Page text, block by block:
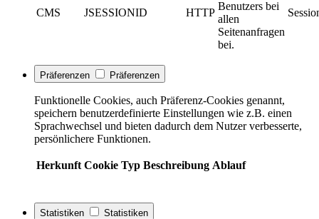
CMS JSESSIONID HTTP
Benutzers bei
allen
Seitenanfragen
bei.
Präferenzen Präferenzen
Funktionelle Cookies, auch Präferenz-Cookies genannt,
speichern benutzerdefinierte Einstellungen wie z.B. einen
Sprachwechsel und bieten dadurch dem Nutzer verbesserte,
persönlichere Funktionen.
Herkunft Cookie Typ Beschreibung Ablauf
Statistiken Statistiken